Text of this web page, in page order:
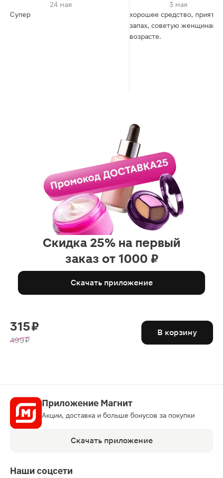
24 мая
Супер
3 мая
хорошее средство,
запах, советую женщинам в
возрасте.
Скидка 25% на первый
заказ от 1000 ₽
Скачать приложение
315 ₽
499 ₽
В корзину
Приложение Магнит
Акции, доставка и больше бонусов за покупки
Скачать приложение
Наши соцсети